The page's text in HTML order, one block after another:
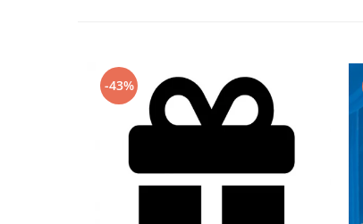
-43%